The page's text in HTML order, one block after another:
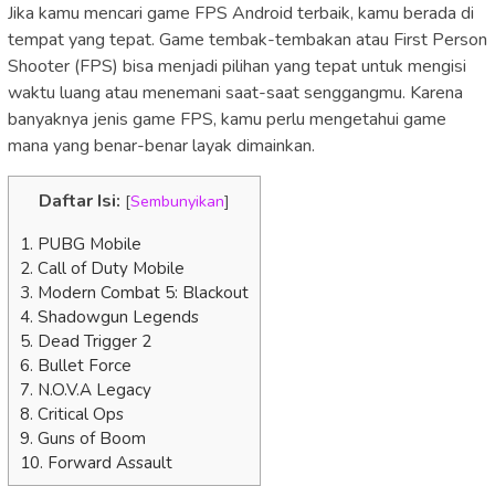
Jika kamu mencari game FPS Android terbaik, kamu berada di
tempat yang tepat. Game tembak-tembakan atau First Person
Shooter (FPS) bisa menjadi pilihan yang tepat untuk mengisi
waktu luang atau menemani saat-saat senggangmu. Karena
banyaknya jenis game FPS, kamu perlu mengetahui game
mana yang benar-benar layak dimainkan.
Daftar Isi: [Sembunyikan]
1. PUBG Mobile
2. Call of Duty Mobile
3. Modern Combat 5: Blackout
4. Shadowgun Legends
5. Dead Trigger 2
6. Bullet Force
7. N.O.V.A Legacy
8. Critical Ops
9. Guns of Boom
10. Forward Assault